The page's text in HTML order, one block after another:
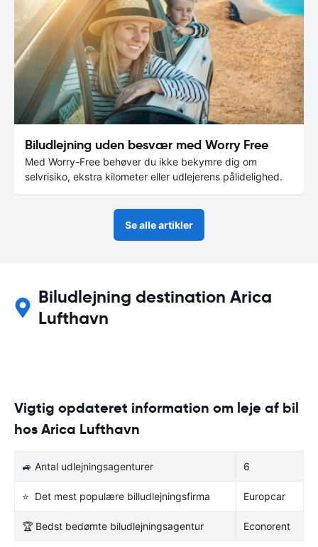
Biludlejning uden besvær med Worry Free
Med Worry-Free behøver du ikke bekymre dig om
selvrisiko, ekstra kilometer eller udlejerens pålidelighed.
Se alle artikler
Biludlejning destination Arica
Lufthavn
Vigtig opdateret information om leje af bil
hos Arica Lufthavn
🚙 Antal udlejningsagenturer 6
⭐ Det mest populære billudlejningsfirma Europcar
🏆 Bedst bedømte biludlejningsagentur Econorent